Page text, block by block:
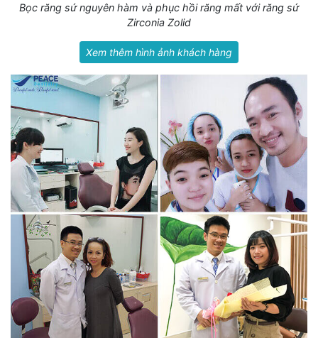
Bọc răng sứ nguyên hàm và phục hồi răng mất với răng sứ
Zirconia Zolid
Xem thêm hình ảnh khách hàng